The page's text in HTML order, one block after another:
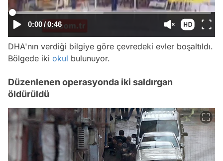
0:00/0:46
DHA'nın verdiği bilgiye göre çevredeki evler boşaltıldı.
Bölgede iki okul bulunuyor.
Düzenlenen operasyonda iki saldırgan
öldürüldü